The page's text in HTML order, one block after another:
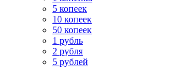
5 копеек
10 копеек
50 копеек
1 рубль
2 рубля
5 рублей